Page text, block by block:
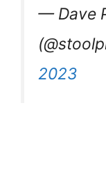
— Dave
2023